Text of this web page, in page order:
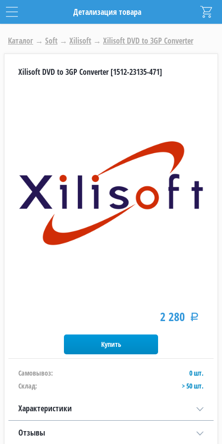
Детализация товара
Каталог → Soft → Xilisoft → Xilisoft DVD to 3GP Converter
Xilisoft DVD to 3GP Converter [1512-23135-471]
2 280 Р
Самовывоз:
0 шт.
Склад:
> 50 шт.
Характеристики
Отзывы